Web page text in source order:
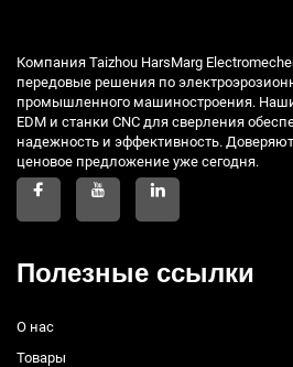
Компания Taizhou HarsMarg
передовые решения по
промышленного машиностроения.
EDM и станки CNC для сверления
надежность и эффективность.
ценовое предложение уже сегодня.
Полезные ссылки
О нас
Товары